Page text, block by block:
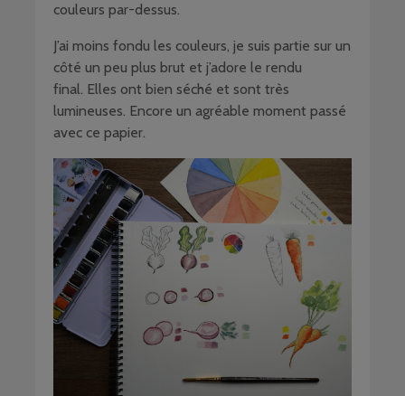
couleurs par-dessus.
J’ai moins fondu les couleurs, je suis partie sur un
côté un peu plus brut et j’adore le rendu
final. Elles ont bien séché et sont très
lumineuses. Encore un agréable moment passé
avec ce papier.